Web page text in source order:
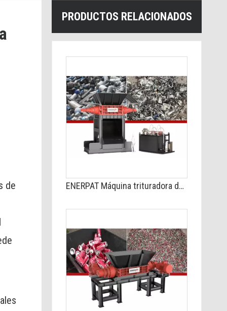
de
PRODUCTOS RELACIONADOS
ENERPAT Máquina trituradora de acero de doble eje MSB-H2200 a la venta